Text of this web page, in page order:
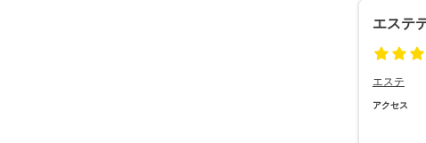
エステ
エステ
アクセス